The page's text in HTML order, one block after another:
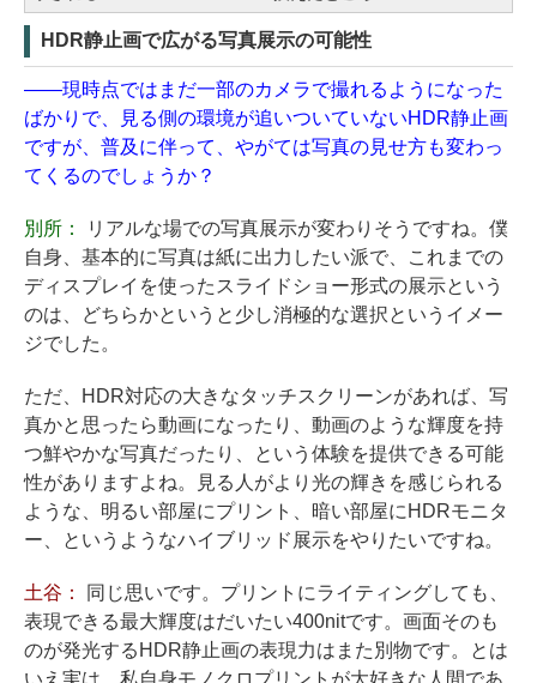
HDR静止画で広がる写真展示の可能性
——現時点ではまだ一部のカメラで撮れるようになった
ばかりで、見る側の環境が追いついていないHDR静止画
ですが、普及に伴って、やがては写真の見せ方も変わっ
てくるのでしょうか？
別所：
リアルな場での写真展示が変わりそうですね。僕
自身、基本的に写真は紙に出力したい派で、これまでの
ディスプレイを使ったスライドショー形式の展示という
のは、どちらかというと少し消極的な選択というイメー
ジでした。
ただ、HDR対応の大きなタッチスクリーンがあれば、写
真かと思ったら動画になったり、動画のような輝度を持
つ鮮やかな写真だったり、という体験を提供できる可能
性がありますよね。見る人がより光の輝きを感じられる
ような、明るい部屋にプリント、暗い部屋にHDRモニタ
ー、というようなハイブリッド展示をやりたいですね。
土谷：
同じ思いです。プリントにライティングしても、
表現できる最大輝度はだいたい400nitです。画面そのも
のが発光するHDR静止画の表現力はまた別物です。とは
いえ実は、私自身モノクロプリントが大好きな人間であ